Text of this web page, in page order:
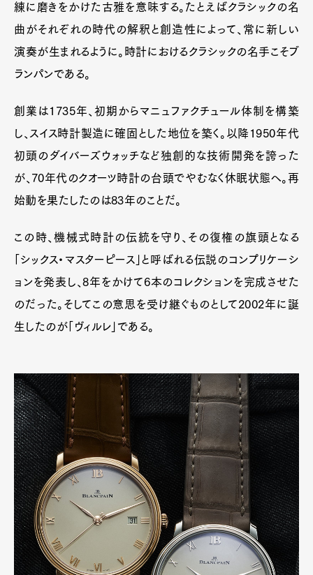
練に磨きをかけた古雅を意味する。たとえばクラシックの名
曲がそれぞれの時代の解釈と創造性によって、常に新しい
演奏が生まれるように。時計におけるクラシックの名手こそブ
ランパンである。
創業は1735年、初期からマニュファクチュール体制を構築
し、スイス時計製造に確固とした地位を築く。以降1950年代
初頭のダイバーズウォッチなど独創的な技術開発を誇った
が、70年代のクオーツ時計の台頭でやむなく休眠状態へ。再
始動を果たしたのは83年のことだ。
この時、機械式時計の伝統を守り、その復権の旗頭となる
「シックス・マスターピース」と呼ばれる伝説のコンプリケーシ
ョンを発表し、8年をかけて6本のコレクションを完成させた
のだった。そしてこの意思を受け継ぐものとして2002年に誕
生したのが「ヴィルレ」である。